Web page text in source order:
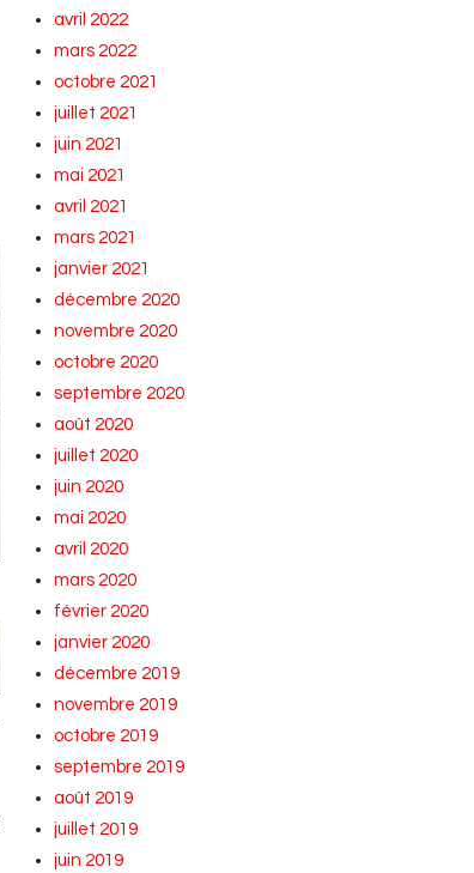
avril 2022
mars 2022
octobre 2021
juillet 2021
juin 2021
mai 2021
avril 2021
mars 2021
janvier 2021
décembre 2020
novembre 2020
octobre 2020
septembre 2020
août 2020
juillet 2020
juin 2020
mai 2020
avril 2020
mars 2020
février 2020
janvier 2020
décembre 2019
novembre 2019
octobre 2019
septembre 2019
août 2019
juillet 2019
juin 2019